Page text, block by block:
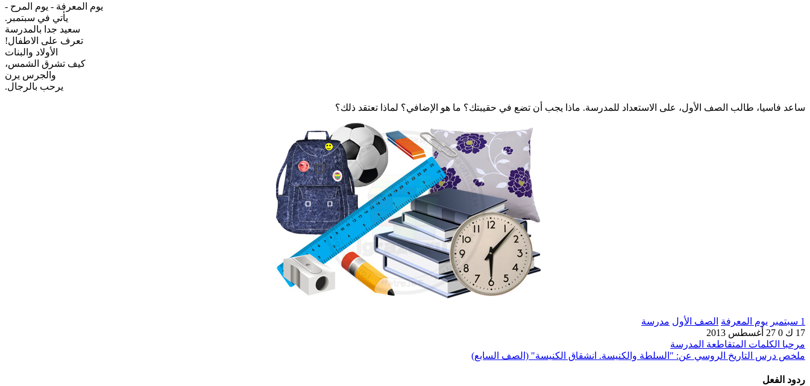
يوم المعرفة - يوم المرح -
يأتي في سبتمبر.
سعيد جدا بالمدرسة
تعرف على الاطفال!
الأولاد والبنات
كيف تشرق الشمس،
والجرس يرن
يرحب بالرجال.
ساعد فاسيا، طالب الصف الأول، على الاستعداد للمدرسة. ماذا يجب أن تضع في حقيبتك؟ ما هو الإضافي؟ لماذا تعتقد ذلك؟
1 سبتمبر يوم المعرفة الصف الأول مدرسة
17 ك
0 27 أغسطس 2013
مرحبا الكلمات المتقاطعة المدرسة
ملخص درس التاريخ الروسي عن: "السلطة والكنيسة. انشقاق الكنيسة" (الصف السابع)
ردود الفعل